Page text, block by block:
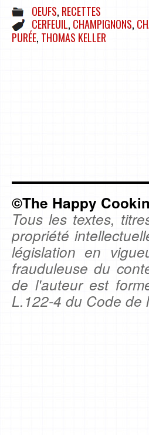
OEUFS, RECETTES
CERFEUIL, CHAMPIGNONS,
PURÉE, THOMAS KELLER
©The Happy
Tous les textes,
propriété
législation en
frauduleuse du
de l'auteur est
L.122-4 du Code de